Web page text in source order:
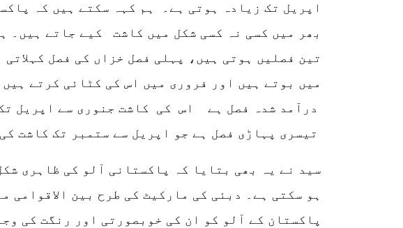
اپریل تک زیادہ ہوتی ہے۔ ہم کہہ سکتے ہیں کہ
بھر میں کسی نہ کسی شکل میں کاشت کیے جاتے ہیں۔
تین فصلیں ہوتی ہیں، پہلی فصل خزاں کی فصل کہلاتی
میں بوتے ہیں اور فروری میں اس کی کٹائی کرتے
درآمد شدہ فصل ہے اس کی کاشت جنوری سے اپریل
سید نے یہ بھی بتایا کہ پاکستانی آلو کی ظاہری
ہو سکتی ہے۔ دبئی کی مارکیٹ کی طرح بین الاقوامی
پاکستان کے آلو کو ان کی خوبصورتی اور رنگت کی